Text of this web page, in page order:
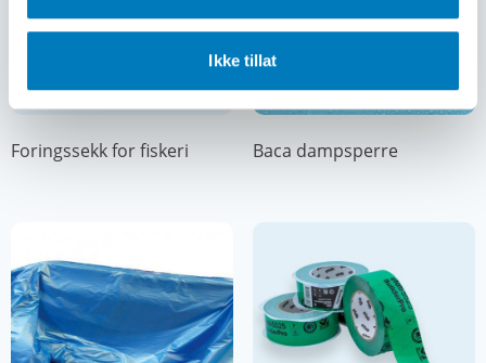
Ikke tillat
Foringssekk for fiskeri Baca dampsperre